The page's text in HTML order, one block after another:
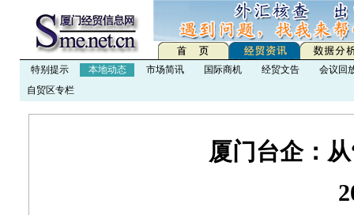
特别提示 本地动态 市场简讯 国际商机 经贸文告
会议回
自贸区专栏
厦门台企：